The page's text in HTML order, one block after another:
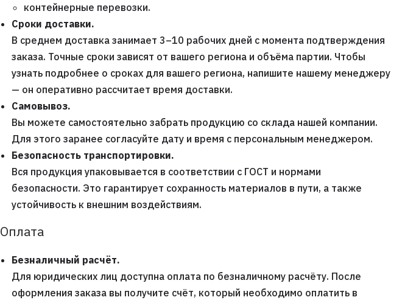
контейнерные перевозки.
Сроки доставки.
В среднем доставка занимает 3–10 рабочих дней с момента подтверждения
заказа. Точные сроки зависят от вашего региона и объёма партии. Чтобы
узнать подробнее о сроках для вашего региона, напишите нашему менеджеру
— он оперативно рассчитает время доставки.
Самовывоз.
Вы можете самостоятельно забрать продукцию со склада нашей компании.
Для этого заранее согласуйте дату и время с персональным менеджером.
Безопасность транспортировки.
Вся продукция упаковывается в соответствии с ГОСТ и нормами
безопасности. Это гарантирует сохранность материалов в пути, а также
устойчивость к внешним воздействиям.
Оплата
Безналичный расчёт.
Для юридических лиц доступна оплата по безналичному расчёту. После
оформления заказа вы получите счёт, который необходимо оплатить в